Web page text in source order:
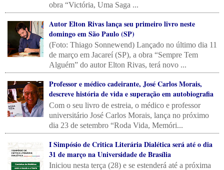
obra “Victória, Uma Saga ...
Autor Elton Rivas lança seu primeiro livro neste
domingo em São Paulo (SP)
(Foto: Thiago Sonnewend) Lançado no último dia 11
de março em Jacareí (SP), a obra “Sempre Tem
Alguém” do autor Elton Rivas, terá novo ...
Professor e médico cadeirante, José Carlos Morais,
descreve história de vida e superação em autobiografia
Com o seu livro de estreia, o médico e professor
universitário José Carlos Morais, lança no próximo
dia 23 de setembro “Roda Vida, Memóri...
I Simpósio de Critica Literária Dialética será até o dia
31 de março na Universidade de Brasília
Iniciou nesta terça (28) e se estenderá até a próxima